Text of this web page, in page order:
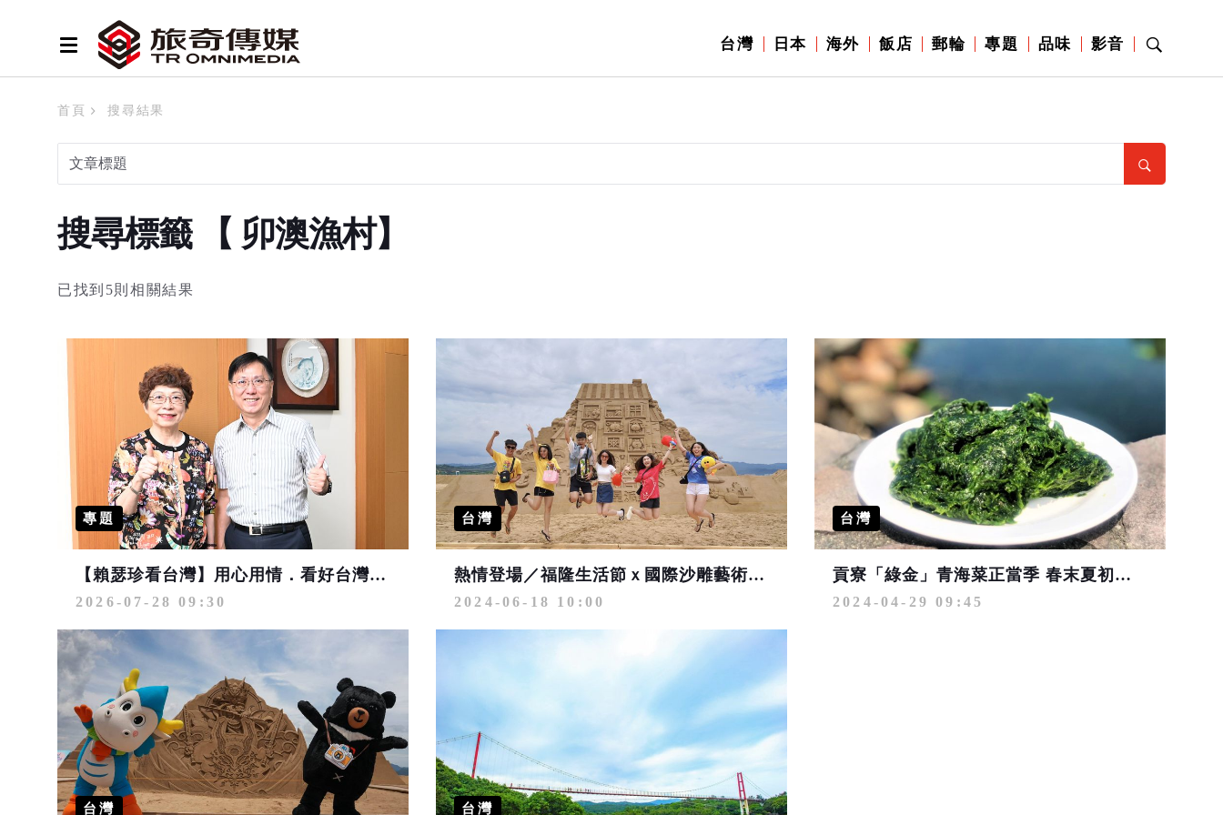
台灣 日本 海外 飯店 郵輪 專題 品味 影音
首頁 搜尋結果
搜尋標籤 【 卯澳漁村】
已找到5則相關結果
專題
【賴瑟珍看台灣】用心用情．看好台灣 從管理者到陪伴者 王茂城：打造永續、觀光與產業共榮的台灣漁業新未來
2026-07-28 09:30
台灣
熱情登場／福隆生活節ｘ國際沙雕藝術季 自行車、沙雕、音樂會感受在地生活魅力
2024-06-18 10:00
台灣
貢寮「綠金」青海菜正當季 春末夏初海邊散步不忘嘗鮮
2024-04-29 09:45
台灣 台灣